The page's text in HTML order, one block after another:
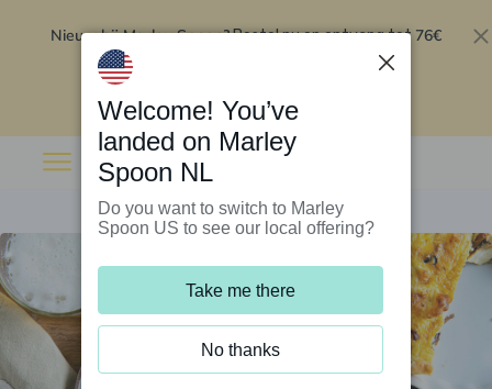
Nieuw bij Marley Spoon?Bestel nu en ontvang tot 76€
Welcome! You’ve
landed on Marley
Spoon NL
Do you want to switch to Marley
Spoon US to see our local offering?
Take me there
No thanks